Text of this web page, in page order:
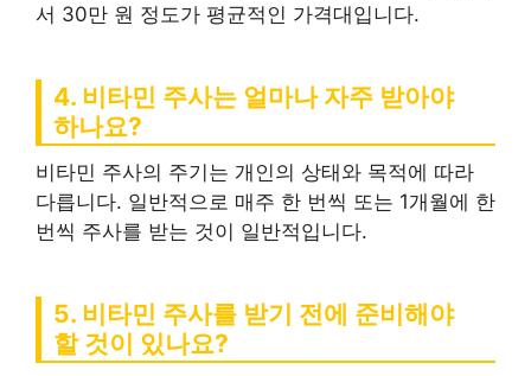
서 30만 원 정도가 평균적인 가격대입니다.
4. 비타민 주사는 얼마나 자주 받아야
하나요?
비타민 주사의 주기는 개인의 상태와 목적에 따라
다릅니다. 일반적으로 매주 한 번씩 또는 1개월에 한
번씩 주사를 받는 것이 일반적입니다.
5. 비타민 주사를 받기 전에 준비해야
할 것이 있나요?